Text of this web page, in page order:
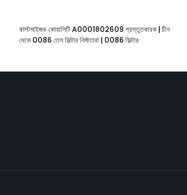
কাস্টমাইজড কোয়ালিটি A0001802609 প্রস্তুতকারক | চীন
থেকে 0086 তেল ফিল্টার নির্মাতারা | 0086 ফিল্টার